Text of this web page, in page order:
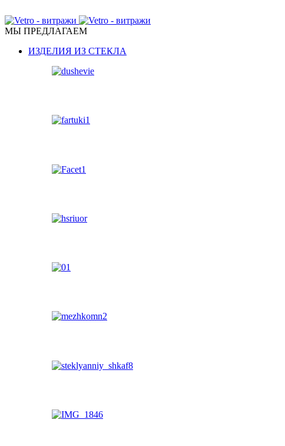
МЫ ПРЕДЛАГАЕМ
ИЗДЕЛИЯ ИЗ СТЕКЛА